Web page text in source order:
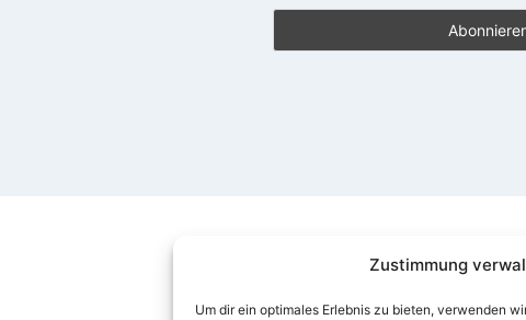
Zustimmung
Um dir ein optimales Erlebnis zu bieten, verwenden